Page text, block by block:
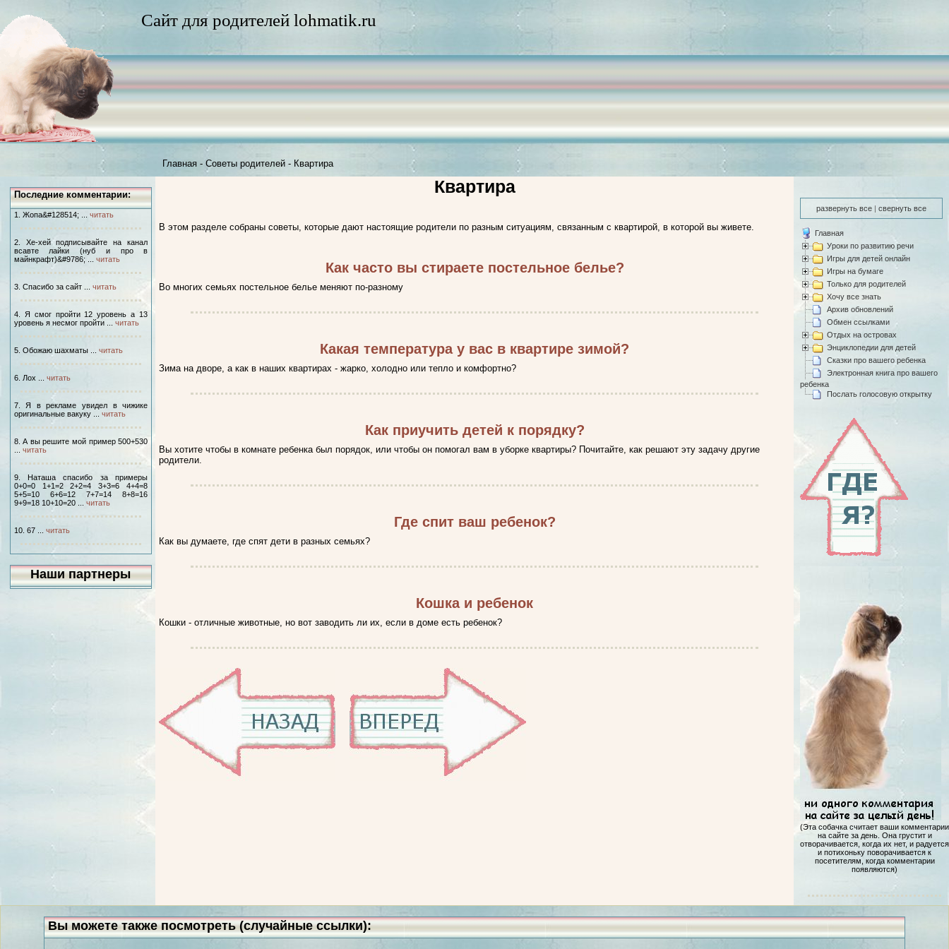
Сайт для родителей lohmatik.ru
Главная - Советы родителей - Квартира
Последние комментарии:
1. Жопа&#128514; ... читать
2. Хе-хей подписывайте на канал
всавте лайки (нуб и про в
майнкрафт)&#9786; ... читать
3. Спасибо за сайт ... читать
4. Я смог пройти 12 уровень а 13
уровень я несмог пройти ... читать
5. Обожаю шахматы ... читать
6. Лох ... читать
7. Я в рекламе увидел в чижике
оригинальные вакуку ... читать
8. А вы решите мой пример 500+530
читать
9. Наташа спасибо за примеры
0+0=0 1+1=2 2+2=4 3+3=6 4+4=8
5+5=10 6+6=12 7+7=14 8+8=16
9+9=18 10+10=20 ... читать
10. 67 ... читать
Наши партнеры
Квартира
В этом разделе собраны советы, которые дают настоящие родители по разным ситуациям, связанным с квартирой, в которой вы живете.
Как часто вы стираете постельное белье?
Во многих семьях постельное белье меняют по-разному
Какая температура у вас в квартире зимой?
Зима на дворе, а как в наших квартирах - жарко, холодно или тепло и комфортно?
Как приучить детей к порядку?
Вы хотите чтобы в комнате ребенка был порядок, или чтобы он помогал вам в уборке квартиры? Почитайте, как решают эту задачу другие
родители.
Где спит ваш ребенок?
Как вы думаете, где спят дети в разных семьях?
Кошка и ребенок
Кошки - отличные животные, но вот заводить ли их, если в доме есть ребенок?
развернуть все | свернуть все
Главная
Уроки по развитию речи
Игры для детей онлайн
Игры на бумаге
Только для родителей
Хочу все знать
Архив обновлений
Обмен ссылками
Отдых на островах
Энциклопедии для детей
Сказки про вашего ребенка
Электронная книга про вашего
ребенка
Послать голосовую открытку
(Эта собачка считает ваши комментарии
на сайте за день. Она грустит и
отворачивается, когда их нет, и радуется
и потихоньку поворачивается к
посетителям, когда комментарии
появляются)
Вы можете также посмотреть (случайные ссылки):